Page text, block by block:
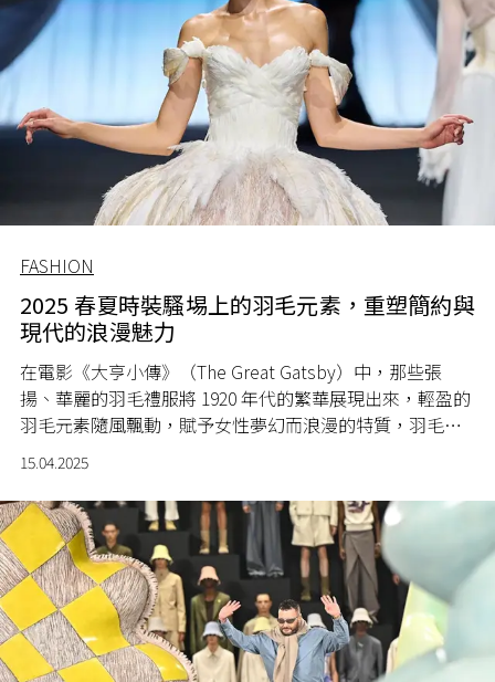
FASHION
2025 春夏時裝騷埸上的羽毛元素，重塑簡約與
現代的浪漫魅力
在電影《大亨小傳》（The Great Gatsby）中，那些張
揚、華麗的羽毛禮服將 1920 年代的繁華展現出來，輕盈的
羽毛元素隨風飄動，賦予女性夢幻而浪漫的特質，羽毛此
裝騷，設計師們一改近幾季趨於簡約、實用的流行風格，
利用輕柔線條為女性尋找生活中那些微妙而動人的浪漫時
刻。
15.04.2025